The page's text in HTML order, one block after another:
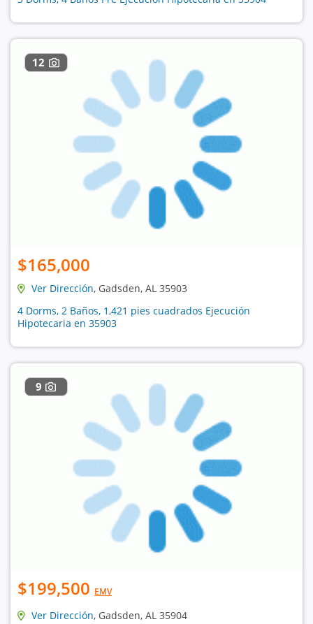
12
$165,000
Ver Dirección, Gadsden, AL 35903
4 Dorms, 2 Baños, 1,421 pies cuadrados Ejecución
Hipotecaria en 35903
9
$199,500 EMV
Ver Dirección, Gadsden, AL 35904